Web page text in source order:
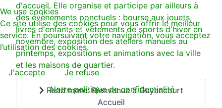
d'accueil. Elle organise et participe par ailleurs à
des évènements ponctuels : bourse aux jouets,
livres d'enfants et vêtements de sports d'hiver en
novembre, exposition des ateliers manuels au
printemps, expositions et animations avec la ville
et les maisons de quartier.
Read more: Bienvenue à Guyancourt
Accueil
We use cookies
Ce site utilise des cookies pour vous offrir le meilleur
service. En poursuivant votre navigation, vous acceptez
l’utilisation des cookies.
J'accepte
Je refuse
Notre politique de confidentialité